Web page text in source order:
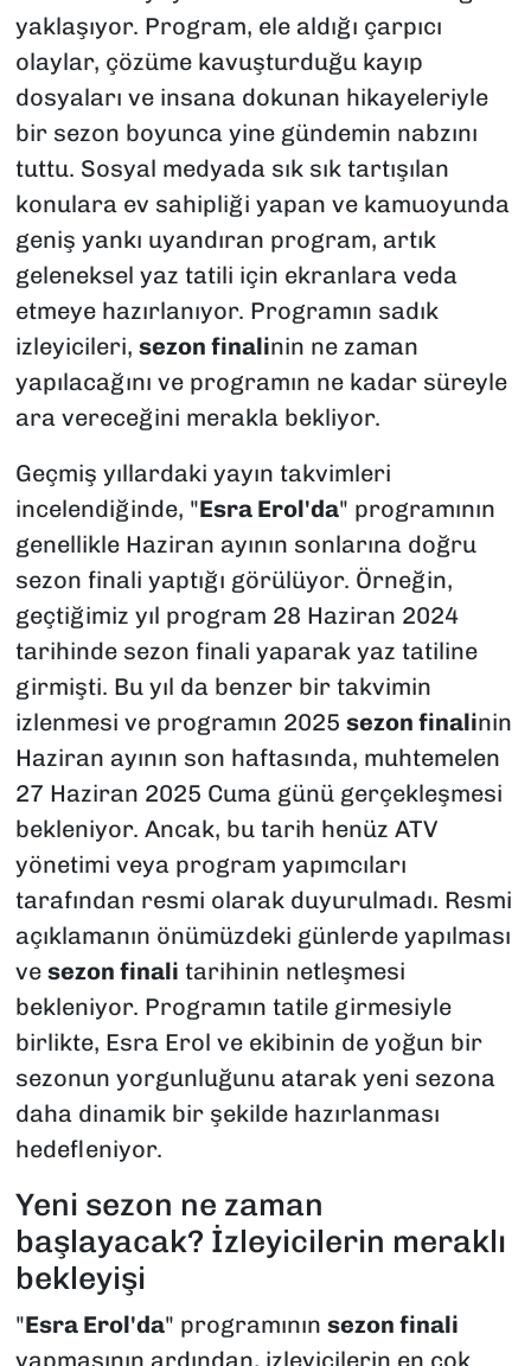
yaklaşıyor. Program, ele aldığı çarpıcı
olaylar, çözüme kavuşturduğu kayıp
dosyaları ve insana dokunan hikayeleriyle
bir sezon boyunca yine gündemin nabzını
tuttu. Sosyal medyada sık sık tartışılan
konulara ev sahipliği yapan ve kamuoyunda
geniş yankı uyandıran program, artık
geleneksel yaz tatili için ekranlara veda
etmeye hazırlanıyor. Programın sadık
izleyicileri, sezon finalinin ne zaman
yapılacağını ve programın ne kadar süreyle
ara vereceğini merakla bekliyor.
Geçmiş yıllardaki yayın takvimleri
incelendiğinde, "Esra Erol'da" programının
genellikle Haziran ayının sonlarına doğru
sezon finali yaptığı görülüyor. Örneğin,
geçtiğimiz yıl program 28 Haziran 2024
tarihinde sezon finali yaparak yaz tatiline
girmişti. Bu yıl da benzer bir takvimin
izlenmesi ve programın 2025 sezon finalinin
Haziran ayının son haftasında, muhtemelen
27 Haziran 2025 Cuma günü gerçekleşmesi
bekleniyor. Ancak, bu tarih henüz ATV
yönetimi veya program yapımcıları
tarafından resmi olarak duyurulmadı. Resmi
açıklamanın önümüzdeki günlerde yapılması
ve sezon finali tarihinin netleşmesi
bekleniyor. Programın tatile girmesiyle
birlikte, Esra Erol ve ekibinin de yoğun bir
sezonun yorgunluğunu atarak yeni sezona
daha dinamik bir şekilde hazırlanması
hedefleniyor.
Yeni sezon ne zaman
başlayacak? İzleyicilerin meraklı
bekleyişi
"Esra Erol'da" programının sezon finali
yapmasının ardından, izleyicilerin en çok